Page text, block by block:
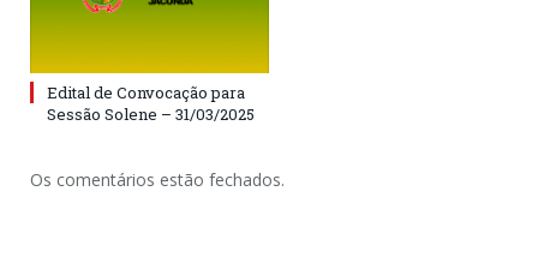
Edital de Convocação para
Sessão Solene – 31/03/2025
Os comentários estão fechados.